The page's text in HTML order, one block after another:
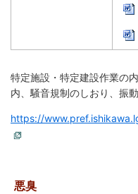
特定施設・特定建設作業の
内、騒音規制のしおり、振
https://
悪臭